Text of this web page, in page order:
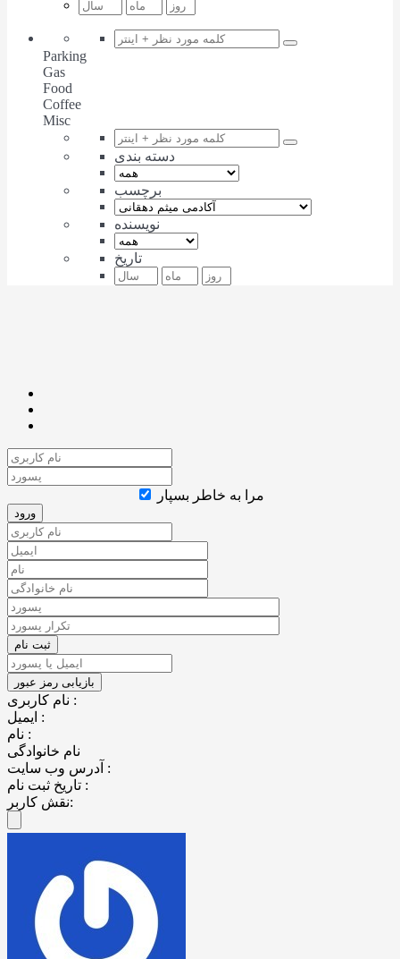
Parking
Gas
Food
Coffee
Misc
دسته بندی
برچسب
نویسنده
تاریخ
مرا به خاطر بسپار
نام کاربری :
ایمیل :
نام :
نام خانوادگی
آدرس وب سایت :
تاریخ ثبت نام :
نقش کاربر: